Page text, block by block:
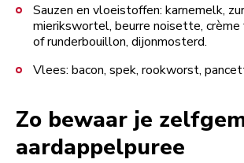
Sauzen en vloeistoffen: karnemelk,
mierikswortel, beurre noisette, crème
of runderbouillon, dijonmosterd.
Vlees: bacon, spek, rookworst,
Zo bewaar je
aardappelpuree